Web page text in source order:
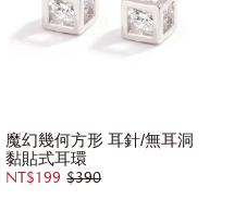
魔幻幾何方形 耳針/無耳洞
黏貼式耳環
NT$199 $390